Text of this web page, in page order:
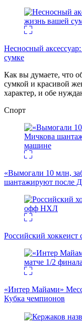
Несносный
сумке
Как вы думаете, что
сумкой и красивой
характер, и обе
Спорт
«Вымогали 10 млн,
шантажируют после
Российский
«Интер Майами»
Кубка чемпионов